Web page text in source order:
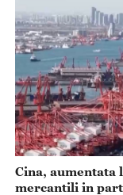
Cina, aumentata
mercantili in